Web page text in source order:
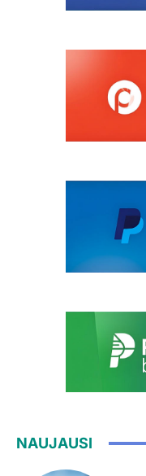
NAUJAUSI